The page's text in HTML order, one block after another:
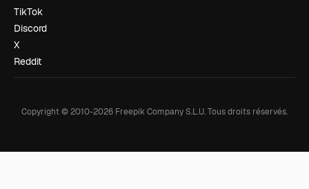
TikTok
Discord
X
Reddit
Copyright © 2010-2026 Freepik Company S.L.U.Tous droits réservés.